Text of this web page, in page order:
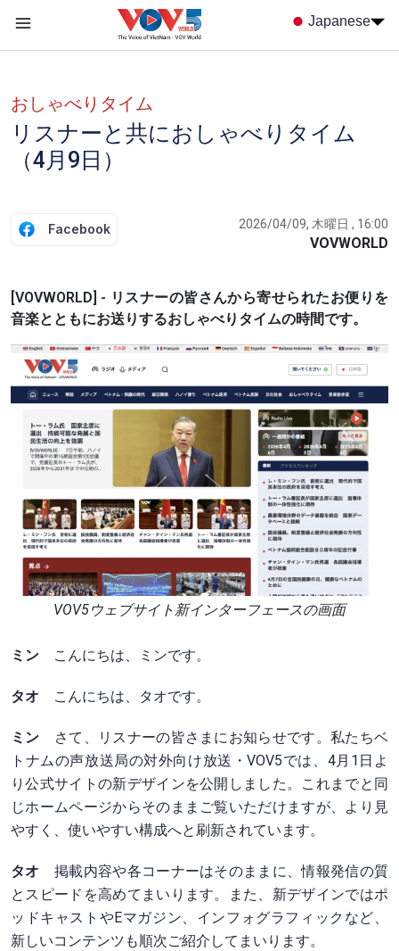
Japanese
おしゃべりタイム
リスナーと共におしゃべりタイム
（4月9日）
Facebook 2026/04/09, 木曜日 , 16:00
VOVWORLD
[VOVWORLD] - リスナーの皆さんから寄せられたお便りを
音楽とともにお送りするおしゃべりタイムの時間です。
VOV5ウェブサイト新インターフェースの画面
ミン こんにちは、ミンです。
タオ こんにちは、タオです。
ミン
さて、リスナーの皆さまにお知らせです。私たちベ
トナムの声放送局の対外向け放送・VOV5では、4月1日よ
り公式サイトの新デザインを公開しました。これまでと同
じホームページからそのままご覧いただけますが、より見
やすく、使いやすい構成へと刷新されています。
タオ 掲載内容や各コーナーはそのままに、情報発信の質
とスピードを高めてまいります。また、新デザインではポ
ッドキャストやEマガジン、インフォグラフィックなど、
新しいコンテンツも順次ご紹介してまいります。